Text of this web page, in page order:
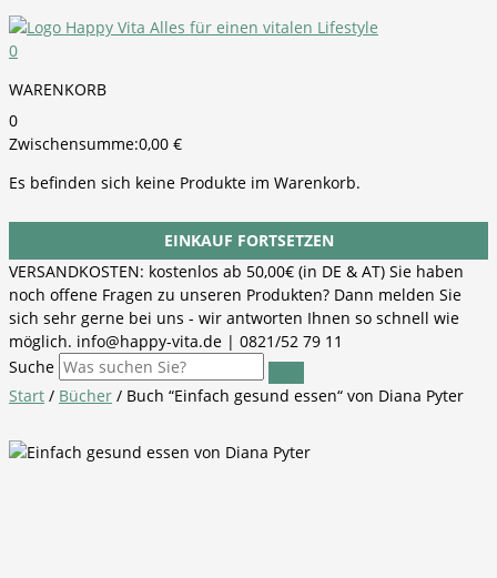
0
WARENKORB
0
Zwischensumme:0,00 €
Es befinden sich keine Produkte im Warenkorb.
EINKAUF FORTSETZEN
VERSANDKOSTEN: kostenlos ab 50,00€ (in DE & AT) Sie haben
noch offene Fragen zu unseren Produkten? Dann melden Sie
sich sehr gerne bei uns - wir antworten Ihnen so schnell wie
möglich. info@happy-vita.de | 0821/52 79 11
Suche
Start / Bücher / Buch “Einfach gesund essen“ von Diana Pyter